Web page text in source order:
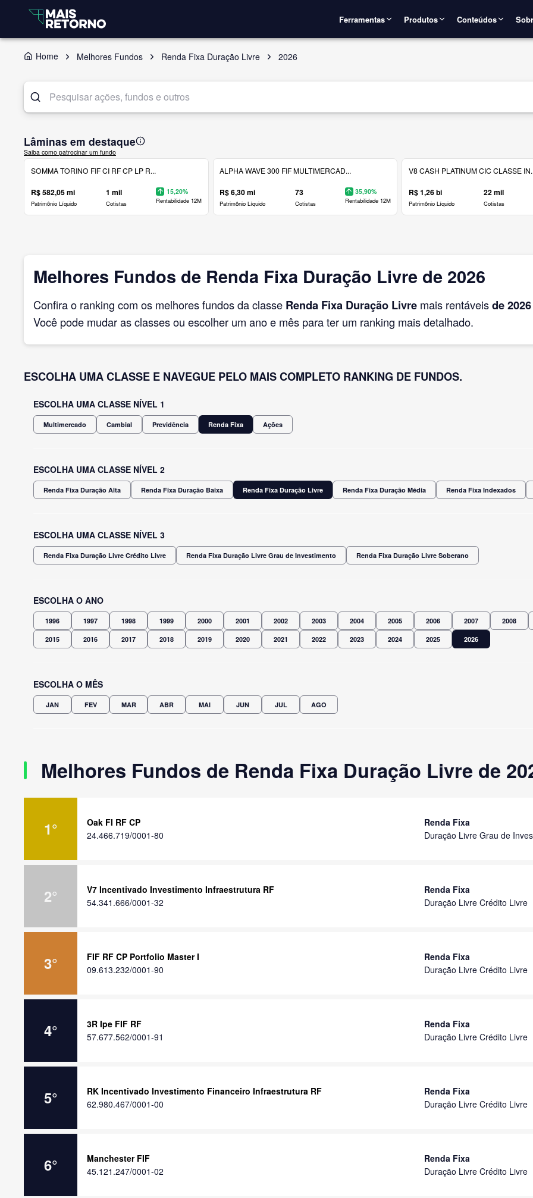
Ferramentas Produtos Conteúdos
Home Melhores Fundos Renda Fixa Duração Livre 2026
Lâminas em destaque
Saiba como patrocinar um fundo
SOMMA TORINO FIF CI RF CP LP R...
R$ 582,05 mi
Patrimônio Líquido
1 mil
Cotistas
15,20%
Rentabilidade 12M
ALPHA WAVE 300 FIF MULTIMERCAD...
R$ 6,30 mi
Patrimônio Líquido
73
Cotistas
35,90%
Rentabilidade 12M
V8 CASH PLATINUM CIC CLASSE
R$ 1,26 bi
Patrimônio Líquido
22 mil
Cotistas
Melhores Fundos de Renda Fixa Duração Livre de 2026
Confira o ranking com os melhores fundos da classe Renda Fixa Duração Livre mais rentáveisde 2026
Você pode mudar as classes ou escolher um ano e mês para ter um ranking mais detalhado.
ESCOLHA UMA CLASSE E NAVEGUE PELO MAIS COMPLETO RANKING DE FUNDOS.
ESCOLHA UMA CLASSE NÍVEL 1
Multimercado Cambial Previdência Renda Fixa Ações
ESCOLHA UMA CLASSE NÍVEL 2
Renda Fixa Duração Alta Renda Fixa Duração Baixa Renda Fixa Duração Livre Renda Fixa Duração Média Renda Fixa Indexados
ESCOLHA UMA CLASSE NÍVEL 3
Renda Fixa Duração Livre Crédito Livre Renda Fixa Duração Livre Grau de Investimento Renda Fixa Duração Livre Soberano
ESCOLHA O ANO
1996 1997 1998 1999 2000 2001 2002 2003 2004 2005 2006 2007 2008
2015 2016 2017 2018 2019 2020 2021 2022 2023 2024 2025 2026
ESCOLHA O MÊS
JAN FEV MAR ABR MAI JUN JUL AGO
Melhores Fundos de Renda Fixa Duração Livre de
1°
Oak FI RF CP
24.466.719/0001-80
Renda Fixa
Duração Livre Grau de
2°
V7 Incentivado Investimento Infraestrutura RF
54.341.666/0001-32
Renda Fixa
Duração Livre Crédito Livre
3°
FIF RF CP Portfolio Master I
09.613.232/0001-90
Renda Fixa
Duração Livre Crédito Livre
4°
3R Ipe FIF RF
57.677.562/0001-91
Renda Fixa
Duração Livre Crédito Livre
5°
RK Incentivado Investimento Financeiro Infraestrutura RF
62.980.467/0001-00
Renda Fixa
Duração Livre Crédito Livre
6°
Manchester FIF
45.121.247/0001-02
Renda Fixa
Duração Livre Crédito Livre